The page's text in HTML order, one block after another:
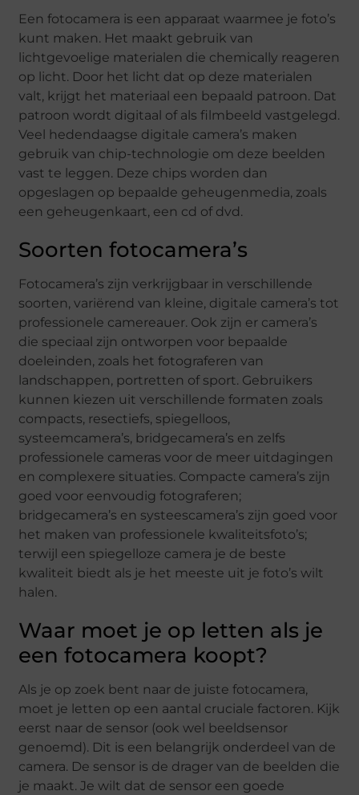
Een fotocamera is een apparaat waarmee je foto’s
kunt maken. Het maakt gebruik van
lichtgevoelige materialen die chemically reageren
op licht. Door het licht dat op deze materialen
valt, krijgt het materiaal een bepaald patroon. Dat
patroon wordt digitaal of als filmbeeld vastgelegd.
Veel hedendaagse digitale camera’s maken
gebruik van chip-technologie om deze beelden
vast te leggen. Deze chips worden dan
opgeslagen op bepaalde geheugenmedia, zoals
een geheugenkaart, een cd of dvd.
Soorten fotocamera’s
Fotocamera’s zijn verkrijgbaar in verschillende
soorten, variërend van kleine, digitale camera’s tot
professionele camereauer. Ook zijn er camera’s
die speciaal zijn ontworpen voor bepaalde
doeleinden, zoals het fotograferen van
landschappen, portretten of sport. Gebruikers
kunnen kiezen uit verschillende formaten zoals
compacts, resectiefs, spiegelloos,
systeemcamera’s, bridgecamera’s en zelfs
professionele cameras voor de meer uitdagingen
en complexere situaties. Compacte camera’s zijn
goed voor eenvoudig fotograferen;
bridgecamera’s en systeescamera’s zijn goed voor
het maken van professionele kwaliteitsfoto’s;
terwijl een spiegelloze camera je de beste
kwaliteit biedt als je het meeste uit je foto’s wilt
halen.
Waar moet je op letten als je
een fotocamera koopt?
Als je op zoek bent naar de juiste fotocamera,
moet je letten op een aantal cruciale factoren. Kijk
eerst naar de sensor (ook wel beeldsensor
genoemd). Dit is een belangrijk onderdeel van de
camera. De sensor is de drager van de beelden die
je maakt. Je wilt dat de sensor een goede